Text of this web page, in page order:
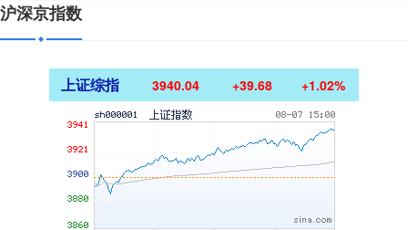
沪深京指数
上证综指 3940.04 +39.68 +1.02%